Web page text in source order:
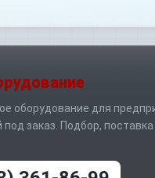
оборудование для
под заказ. Подбор,